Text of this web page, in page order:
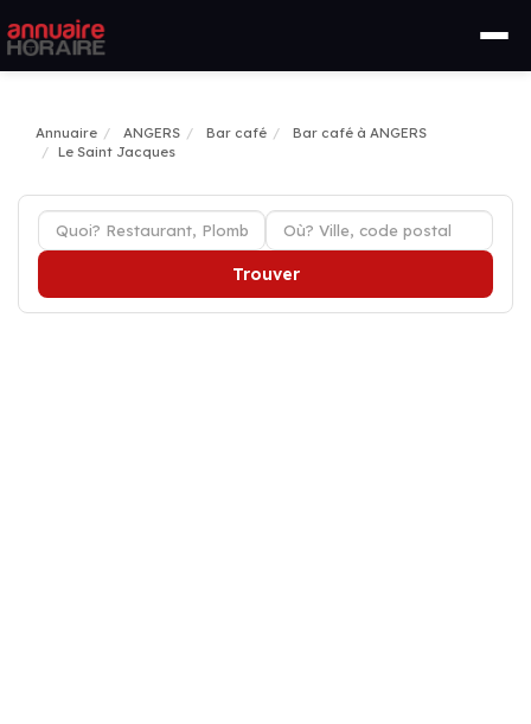
Annuaire ANGERS Bar café
Bar café à ANGERS
Le Saint Jacques
Trouver